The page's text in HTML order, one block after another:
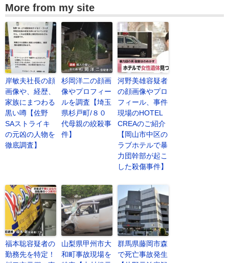
More from my site
岸敏夫社長の顔
画像や、経歴、
家族にまつわる
黒い噂【佐野
SAストライキ
の元凶の人物を
徹底調査】
杉岡洋二の顔画
像やプロフィー
ルを調査【埼玉
県杉戸町/８０
代母親の絞殺事
件】
河野美雄容疑者
の顔画像やプロ
フィール、事件
現場のHOTEL
CREAのご紹介
【岡山市中区の
ラブホテルで暴
力団幹部が起こ
した殺傷事件】
福本聡容疑者の
勤務先を特定！
山梨県甲州市大
和町事故現場を
群馬県藤岡市森
で死亡事故発生